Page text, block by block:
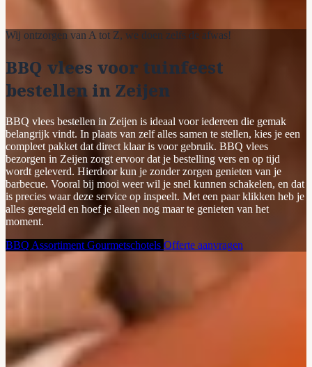
Wij ontzorgen van A tot Z, we doen zelfs de afwas!
BBQ vlees voor tuinfeest
bestellen in Zeijen
BBQ vlees bestellen in Zeijen is ideaal voor iedereen die gemak
belangrijk vindt. In plaats van zelf alles samen te stellen, kies je een
compleet pakket dat direct klaar is voor gebruik. BBQ vlees
bezorgen in Zeijen zorgt ervoor dat je bestelling vers en op tijd
wordt geleverd. Hierdoor kun je zonder zorgen genieten van je
barbecue. Vooral bij mooi weer wil je snel kunnen schakelen, en dat
is precies waar deze service op inspeelt. Met een paar klikken heb je
alles geregeld en hoef je alleen nog maar te genieten van het
moment.
BBQ Assortiment Gourmetschotels Offerte aanvragen